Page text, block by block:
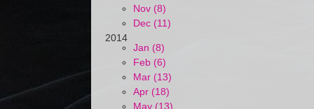
Nov (8)
Dec (11)
2014
Jan (8)
Feb (6)
Mar (13)
Apr (18)
May (13)